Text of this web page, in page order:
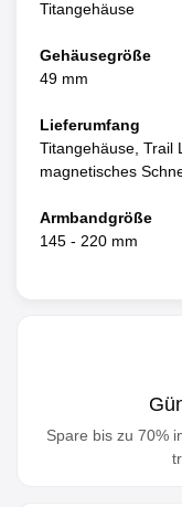
Titangehäuse
Gehäusegröße
49 mm
Lieferumfang
Titangehäuse, Trail
magnetisches
Armbandgröße
145 - 220 mm
Spare bis zu 70%